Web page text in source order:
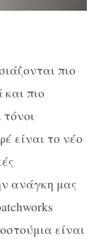
πιο
πιο
είναι το νέο
ανάγκη μας
είναι